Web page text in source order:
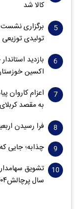
کالا شد
برگزاری نشست
تولیدی توزیعی
بازدید
اکسین
اعزام کاروان
به مقصد
فرا رسیدن
چذابه؛ جایی
تشویق
سال پرچالش۱۴۰۴ و روند بازسازی ها